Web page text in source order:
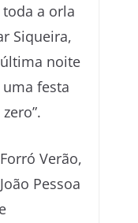
a orla
Siqueira,
noite
festa
Verão,
Pessoa